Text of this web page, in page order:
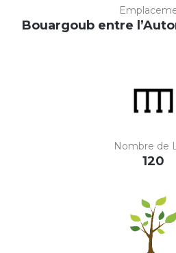
Bouargoub entre
Nombre de
120